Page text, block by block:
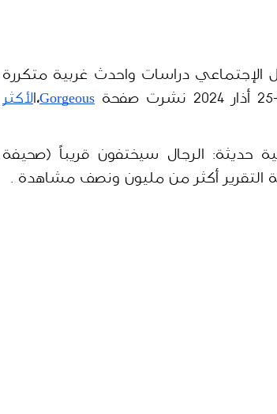
Gorgeous،
التقرير أكثر من مليون ونصف مشاهدة .